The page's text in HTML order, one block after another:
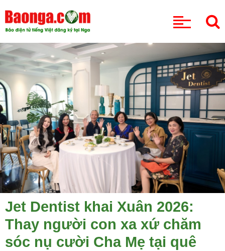
Jet Dentist khai Xuân 2026:
Thay người con xa xứ chăm
sóc nụ cười Cha Mẹ tại quê